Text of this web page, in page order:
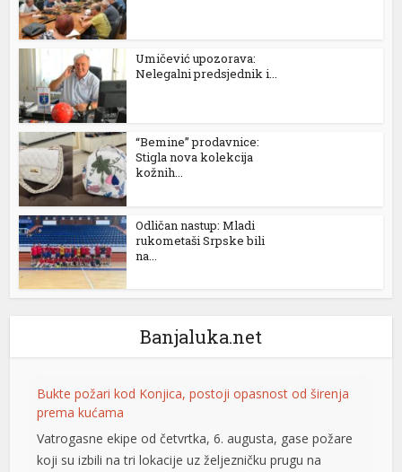
Umičević upozorava:
Nelegalni predsjednik i...
“Bemine” prodavnice:
Stigla nova kolekcija
kožnih...
Odličan nastup: Mladi
rukometaši Srpske bili
na...
Banjaluka.net
Bukte požari kod Konjica, postoji opasnost od širenja
prema kućama
Vatrogasne ekipe od četvrtka, 6. augusta, gase požare
koji su izbili na tri lokacije uz željezničku prugu na